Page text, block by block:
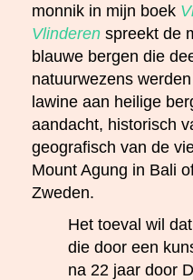
monnik in mijn boek
Vlinderen spreekt de
blauwe bergen die
natuurwezens
lawine aan heilige
aandacht, historisch
geografisch van de
Mount Agung in Bali
Zweden.
Het toeval wil
die door een
na 22 jaar door